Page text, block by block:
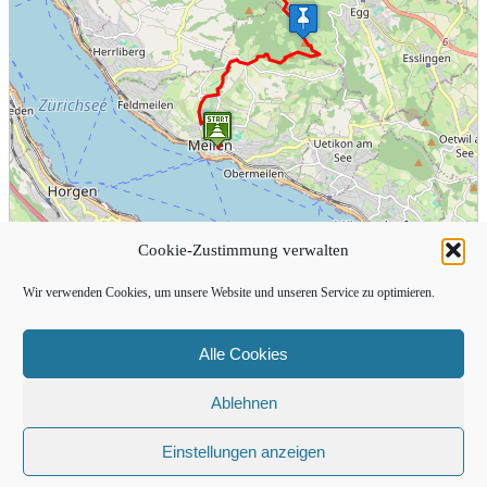
Cookie-Zustimmung verwalten
Wir verwenden Cookies, um unsere Website und unseren Service zu optimieren.
Alle Cookies
Ablehnen
Einstellungen anzeigen
2 km